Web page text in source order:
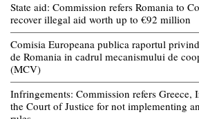
State aid: Commission refers Romania to
recover illegal aid worth up to €92 million
Comisia Europeana publica raportul
de Romania in cadrul mecanismului de
(MCV)
Infringements: Commission refers Greece,
the Court of Justice for not implementing